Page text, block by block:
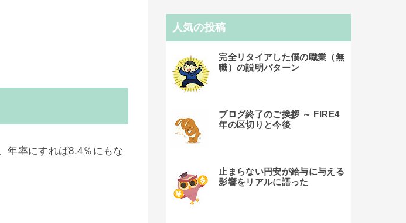
年率にすれば8.4％にもな
人気の投稿
完全リタイアした僕の職業（無
職）の説明パターン
ブログ終了のご挨拶 ～ FIRE4
年の区切りと今後
止まらない円安が給与に与える
影響をリアルに語った